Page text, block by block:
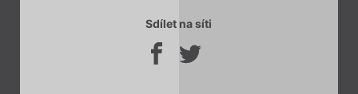
Sdílet na síti